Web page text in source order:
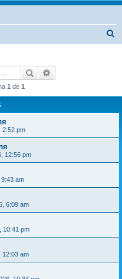
Buscar
1 de 1
2:52 pm
12:56 pm
am
6:09 am
10:41 pm
12:03 am